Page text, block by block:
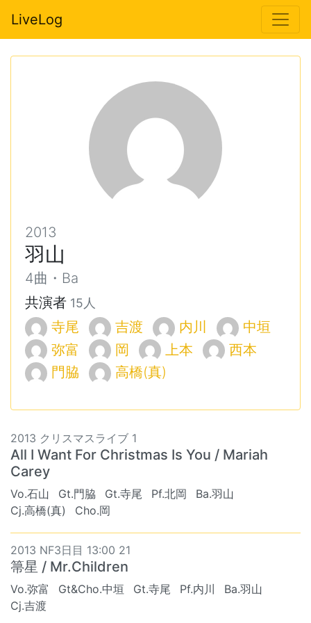
LiveLog
2013
羽山
4曲・Ba
共演者 15人
寺尾 吉渡 内川
中垣
弥富
岡 上本
西本
門脇
高橋(真)
2013 クリスマスライブ 1
All I Want For Christmas Is You / Mariah
Carey
Vo.石山 Gt.門脇 Gt.寺尾 Pf.北岡
Ba.羽山
Cj.高橋(真)
Cho.岡
2013 NF3日目 13:00 21
箒星 / Mr.Children
Vo.弥富 Gt&Cho.中垣 Gt.寺尾 Pf.内川
Ba.羽山
Cj.吉渡